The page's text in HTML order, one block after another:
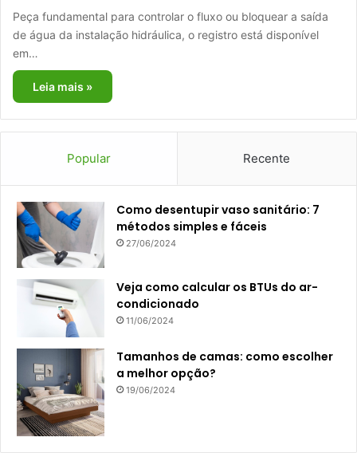
Peça fundamental para controlar o fluxo ou bloquear a saída
de água da instalação hidráulica, o registro está disponível
em…
Leia mais »
Popular Recente
Como desentupir vaso sanitário: 7
métodos simples e fáceis
27/06/2024
Veja como calcular os BTUs do ar-
condicionado
11/06/2024
Tamanhos de camas: como escolher
a melhor opção?
19/06/2024